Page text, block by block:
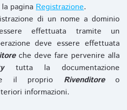
pagina Registrazione.
di un nome a dominio
effettuata tramite un
deve essere effettuata
che deve fare pervenire alla
tutta la documentazione
il proprio Rivenditoreo
informazioni.